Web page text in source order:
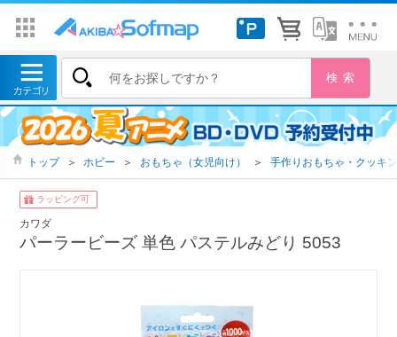
トップ ＞ ホビー ＞ おもちゃ（女児向け） ＞ 手作りおもちゃ・クッキ
ラッピング可
カワダ
パーラービーズ 単色 パステルみどり 5053